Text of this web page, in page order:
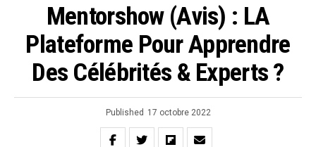
Mentorshow (Avis) : LA
Plateforme Pour Apprendre
Des Célébrités & Experts ?
Published 17 octobre 2022